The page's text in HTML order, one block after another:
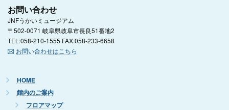
お問い合わせ
JNFうかいミュージアム
〒502-0071 岐阜県岐阜市長良51番地2
TEL:058-210-1555 FAX:058-233-6658
お問い合わせはこちら
HOME
館内のご案内
フロアマップ